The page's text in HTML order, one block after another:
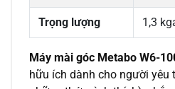
Trọng lượng 1,3
Máy mài góc Metabo W6-
hữu ích dành cho người yêu